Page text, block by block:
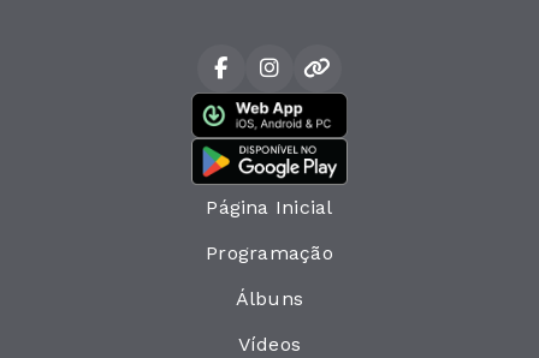
Página Inicial
Programação
Álbuns
Vídeos